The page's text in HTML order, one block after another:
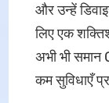
और उन्हें
लिए एक
अभी भी
कम सुविधाएँ